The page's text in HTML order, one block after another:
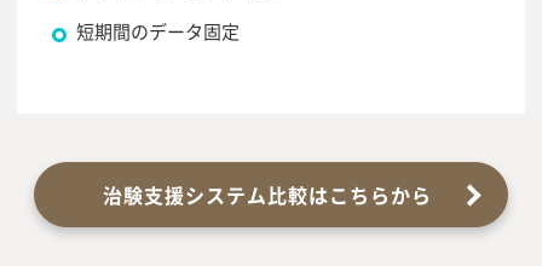
短期間のデータ固定
治験支援システム比較はこちらから